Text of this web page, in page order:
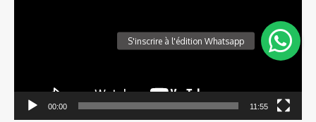
00:00 11:55